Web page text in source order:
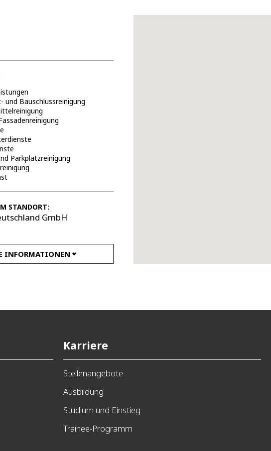
und Bauschlussreinigung
Parkplatzreinigung
STANDORT:
GmbH
Uhr
INFORMATIONEN
Karriere
Stellenangebote
Ausbildung
Studium und Einstieg
Trainee-Programm